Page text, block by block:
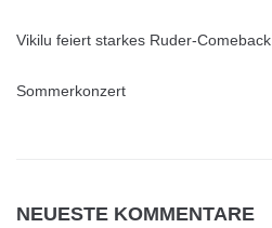
Vikilu feiert starkes Ruder-Comeback
Sommerkonzert
NEUESTE KOMMENTARE